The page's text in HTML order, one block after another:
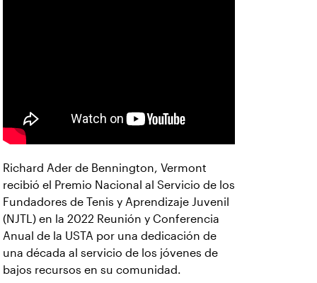
Richard Ader de Bennington, Vermont
recibió el Premio Nacional al Servicio de los
Fundadores de Tenis y Aprendizaje Juvenil
(NJTL) en la 2022 Reunión y Conferencia
Anual de la USTA por una dedicación de
una década al servicio de los jóvenes de
bajos recursos en su comunidad.